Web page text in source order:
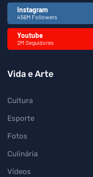
Instagram
456M Followers
Youtube
2M Seguidores
Vida e Arte
Cultura
Esporte
Fotos
Culinária
Vídeos